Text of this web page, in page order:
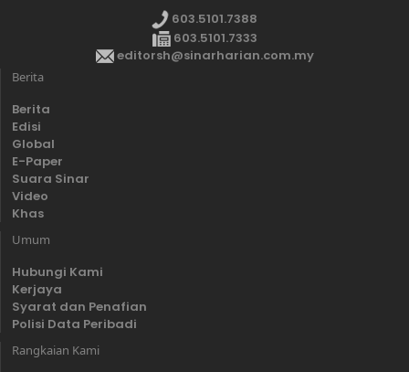
603.5101.7388
603.5101.7333
editorsh@sinarharian.com.my
Berita
Berita
Edisi
Global
E-Paper
Suara Sinar
Video
Khas
Umum
Hubungi Kami
Kerjaya
Syarat dan Penafian
Polisi Data Peribadi
Rangkaian Kami